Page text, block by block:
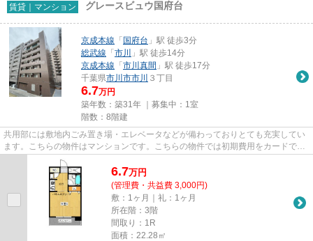
賃貸｜マンション グレースビュウ国府台
京成本線 「 国府台 」駅 徒歩3分
総武線 「 市川
」駅 徒歩14分
京成本線 「 市川真間 」駅 徒歩17分
千葉県市川市市川 ３丁目
6.7万円
築年数：築31年 ｜募集中： 1室
階数：8階建
共用部には敷地内ごみ置き場・エレベータなどが備わっておりとても充実してい
ます。こちらの物件はマンションです。こちらの物件では初期費用をカードでお
支払いいただけます。2駅利用...
6.7万円
(管理費・共益費 3,000円)
敷：1ヶ月｜礼：1ヶ月
所在階：3階
間取り：1R
面積：22.28㎡